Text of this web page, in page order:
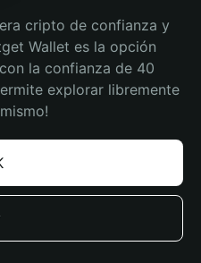
cripto de confianza y
Wallet es la opción
la confianza de 40
explorar libremente